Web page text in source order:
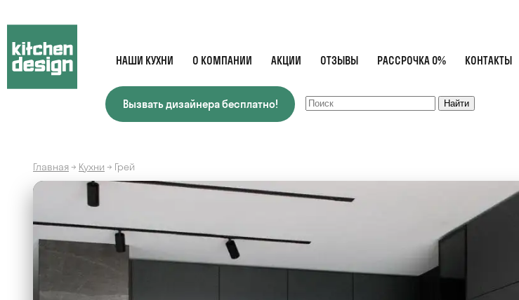
НАШИ КУХНИ О КОМПАНИИ АКЦИИ ОТЗЫВЫ РАССРОЧКА 0% КОНТАКТЫ
Вызвать дизайнера бесплатно!
Главная→ Кухни → Грей